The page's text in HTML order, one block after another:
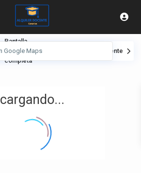
cargando...
Pantalla
completa
Siguiente